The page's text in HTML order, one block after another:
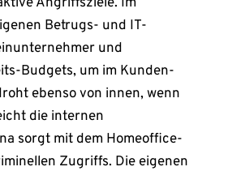
Betrugs- und IT-
und
Budgets, um im Kunden-
ebenso von innen, wenn
die internen
sorgt mit dem Homeoffice-
Zugriffs. Die eigenen